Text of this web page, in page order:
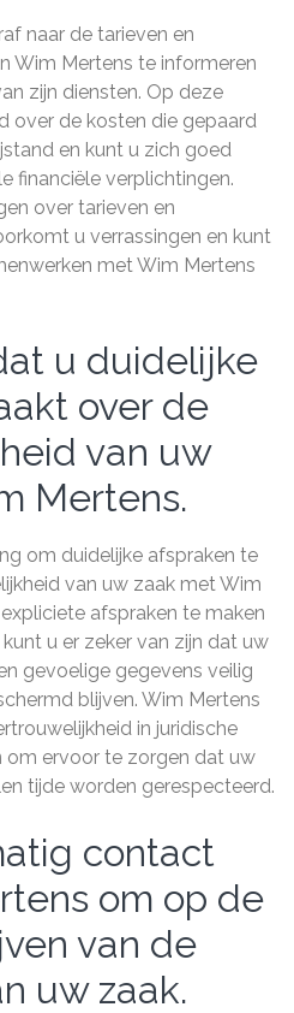
naar de tarieven en
Wim Mertens te informeren
zijn diensten. Op deze
over de kosten die gepaard
en kunt u zich goed
financiële verplichtingen.
over tarieven en
u verrassingen en kunt
met Wim Mertens
u duidelijke
over de
van uw
Mertens.
om duidelijke afspraken te
van uw zaak met Wim
afspraken te maken
u er zeker van zijn dat uw
gevoelige gegevens veilig
blijven. Wim Mertens
in juridische
om ervoor te zorgen dat uw
tijde worden gerespecteerd.
contact
om op de
van de
uw zaak.